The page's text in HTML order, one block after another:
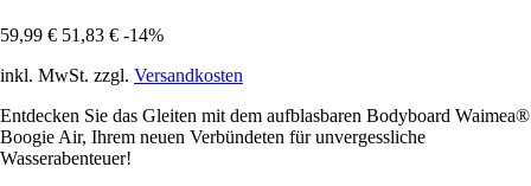
59,99 € 51,83 € -14%
inkl. MwSt. zzgl. Versandkosten
Entdecken Sie das Gleiten mit dem aufblasbaren Bodyboard Waimea®
Boogie Air, Ihrem neuen Verbündeten für unvergessliche
Wasserabenteuer!